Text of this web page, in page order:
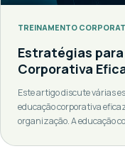
TREINAMENTO
Estratégias
Corporativa
Este artigo discute várias
educação corporativa
organização. A educação
importante implementá-la